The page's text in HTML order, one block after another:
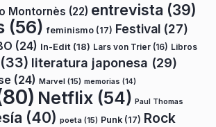
Montornès (22) entrevista (39)
(56) feminismo (17) Festival (27)
(24) In-Edit (18) Lars von Trier (16) Libros
(33) literatura japonesa (29)
(24) Marvel (15) memorias (14)
Netflix (54) Paul Thomas
(40) poeta (15) Punk (17) Rock